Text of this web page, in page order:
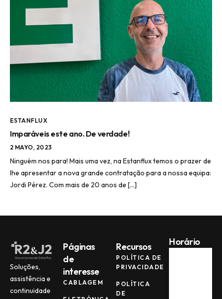
ESTANFLUX
Imparáveis este ano. De verdade!
2 MAYO, 2023
Ninguém nos para! Mais uma vez, na Estanflux temos o prazer de
lhe apresentar a nova grande contratação para a nossa equipa:
Jordi Pérez. Com mais de 20 anos de […]
Soluções,
assistência e
continuidade
Páginas
de
interesse
CABLAGEM
Recursos
POLÍTICA DE
PRIVACIDADE
POLÍTICA
DE
Horário